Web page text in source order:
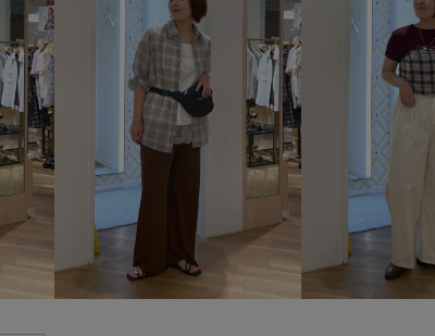
コットンツイル ゴム仕様 サステナブル
シアー感 シアー素材 シャリ感 ショルダーバッグ シン
スタイルアップ スッキリ ストラップ ストレスフリー
セットアップ ソックス タイト タック
チノパン テーパード デニムに合わせる トラッド
ニット ハリ感 パール フルーレットパンチ
ブークレ素材 ベーシックカラー